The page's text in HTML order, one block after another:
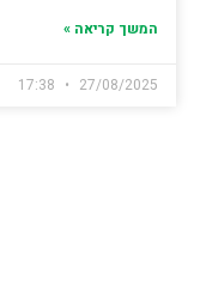
המשך קריאה »
27/08/2025